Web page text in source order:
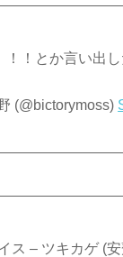
！とか言い出
(@bictorymoss)
ス – ツキカゲ (